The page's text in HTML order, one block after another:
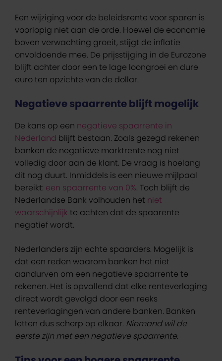
Een wijziging voor de beleidsrente voor sparen is
voorlopig niet aan de orde. Hoewel de economie
boven verwachting groeit, stijgt de inflatie
onvoldoende mee. De prijsstijging in de Eurozone
blijft achter door een te lage loongroei en dure
euro ten opzichte van de dollar.
Negatieve spaarrente blijft mogelijk
De kans op een negatieve spaarrente in
Nederland blijft bestaan. Zoals gezegd rekenen
banken de negatieve marktrente nog niet
volledig door aan de klant. De vraag is hoelang
dit nog duurt. Inmiddels is een nieuwe mijlpaal
bereikt: een spaarrente van 0%. Toch blijft de
Nederlandse Bank volhouden het niet
waarschijnlijk te achten dat de spaarente
negatief wordt.
Nederlanders zijn echte spaarders. Mogelijk is
dat een reden waarom banken het niet
aandurven om een negatieve spaarrente te
rekenen. Het is opvallend dat elke renteverlaging
direct wordt gevolgd door een reeks
renteverlagingen van andere banken. Banken
letten dus scherp op elkaar. Niemand wil de
eerste zijn met een negatieve spaarrente.